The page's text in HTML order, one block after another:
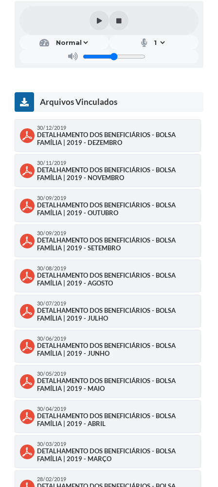
Arquivos Vinculados
30/12/2019
DETALHAMENTO DOS BENEFICIÁRIOS - BOLSA
FAMÍLIA | 2019 - DEZEMBRO
30/11/2019
DETALHAMENTO DOS BENEFICIÁRIOS - BOLSA
FAMÍLIA | 2019 - NOVEMBRO
30/09/2019
DETALHAMENTO DOS BENEFICIÁRIOS - BOLSA
FAMÍLIA | 2019 - OUTUBRO
30/09/2019
DETALHAMENTO DOS BENEFICIÁRIOS - BOLSA
FAMÍLIA | 2019 - SETEMBRO
30/08/2019
DETALHAMENTO DOS BENEFICIÁRIOS - BOLSA
FAMÍLIA | 2019 - AGOSTO
30/07/2019
DETALHAMENTO DOS BENEFICIÁRIOS - BOLSA
FAMÍLIA | 2019 - JULHO
30/06/2019
DETALHAMENTO DOS BENEFICIÁRIOS - BOLSA
FAMÍLIA | 2019 - JUNHO
30/05/2019
DETALHAMENTO DOS BENEFICIÁRIOS - BOLSA
FAMÍLIA | 2019 - MAIO
30/04/2019
DETALHAMENTO DOS BENEFICIÁRIOS - BOLSA
FAMÍLIA | 2019 - ABRIL
30/03/2019
DETALHAMENTO DOS BENEFICIÁRIOS - BOLSA
FAMÍLIA | 2019 - MARÇO
28/02/2019